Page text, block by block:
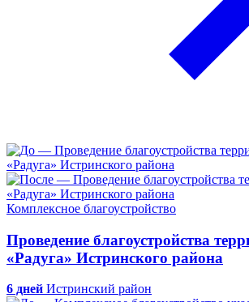
Комплексное благоустройство
Проведение благоустройства
«Радуга» Истринского района
6 дней Истринский район